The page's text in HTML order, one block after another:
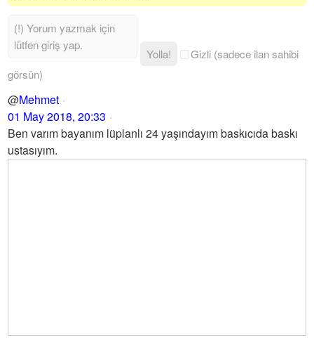
Yolla!
Gizli (sadece ilan sahibi
görsün)
@Mehmet
01 May 2018, 20:33
Ben varım bayanım lüplanlı 24 yaşındayım baskıcıda baskı
ustasıyım.